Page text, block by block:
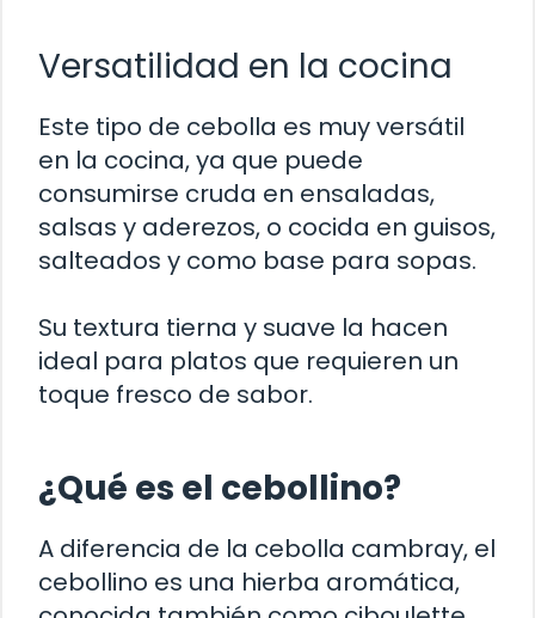
Versatilidad en la cocina
Este tipo de cebolla es muy versátil
en la cocina, ya que puede
consumirse cruda en ensaladas,
salsas y aderezos, o cocida en guisos,
salteados y como base para sopas.
Su textura tierna y suave la hacen
ideal para platos que requieren un
toque fresco de sabor.
¿Qué es el cebollino?
A diferencia de la cebolla cambray, el
cebollino es una hierba aromática,